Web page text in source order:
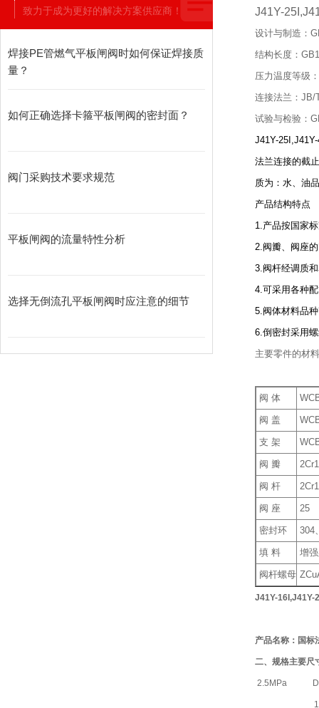
致力于成为更好的解决方案供应商！
焊接PE管燃气平板闸阀时如何保证焊接质
量？
如何正确选择卡箍平板闸阀的密封面？
阀门采购技术要求规范
平板闸阀的流量特性分析
选择无倒流孔平板闸阀时应注意的细节
J41Y-
设计与制造：
结构长度：
压力温度等级
连接法兰：JB/
试验与检验：
J41Y-
法兰连接的截
质为：水、油
产品结构特点
1.产品按国家
2.阀瓣、阀座
3.阀杆经调质
4.可采用各种
5.阀体材料品
6.倒密封采用
主要零件
阀 体
阀 盖
支 架
阀 瓣
阀 杆
阀 座 25
密封环 304
填 料 增
阀杆螺母
J41Y-16I,J41Y-
产品名称：国标
二、规格主要尺
2.5MPa